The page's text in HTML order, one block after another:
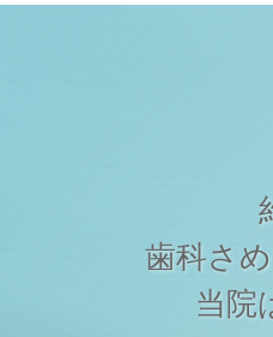
歯科さ
当院